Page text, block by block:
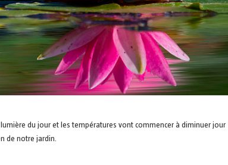
du jour et les températures vont commencer à diminuer jour
de notre jardin.